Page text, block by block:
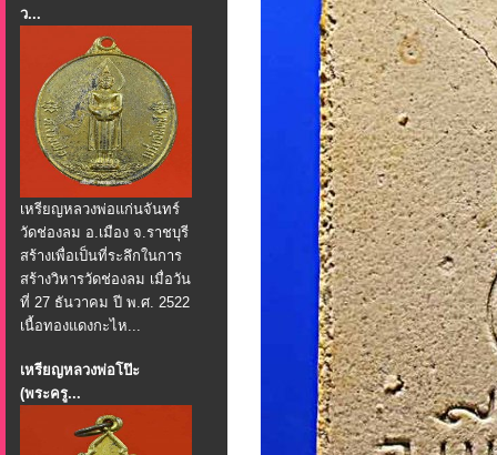
ว...
เหรียญหลวงพ่อแก่นจันทร์
วัดช่องลม อ.เมือง จ.ราชบุรี
สร้างเพื่อเป็นที่ระลึกในการ
สร้างวิหารวัดช่องลม เมื่อวัน
ที่ 27 ธันวาคม ปี พ.ศ. 2522
เนื้อทองแดงกะไห...
เหรียญหลวงพ่อโป๊ะ
(พระครู...